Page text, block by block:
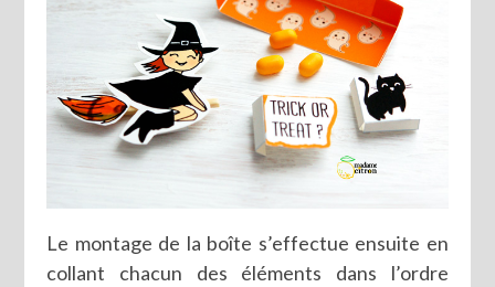
Le montage de la boîte s’effectue ensuite en
collant chacun des éléments dans l’ordre